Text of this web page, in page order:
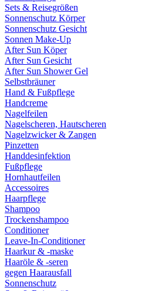
Sets & Reisegrößen
Sonnenschutz Körper
Sonnenschutz Gesicht
Sonnen Make-Up
After Sun Köper
After Sun Gesicht
After Sun Shower Gel
Selbstbräuner
Hand & Fußpflege
Handcreme
Nagelfeilen
Nagelscheren, Hautscheren
Nagelzwicker & Zangen
Pinzetten
Handdesinfektion
Fußpflege
Hornhautfeilen
Accessoires
Haarpflege
Shampoo
Trockenshampoo
Conditioner
Leave-In-Conditioner
Haarkur & -maske
Haaröle & -seren
gegen Haarausfall
Sonnenschutz